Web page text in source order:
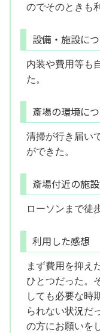
のでそのときも
設備・施設に
内装や費用等も
た。
斎場の環境に
清掃が行き届い
ができた。
斎場付近の施
ローソンまで徒
利用した感想
まず費用を抑え
ひとつだった。
しても必要な時
られない状況だ
の方にお願いを